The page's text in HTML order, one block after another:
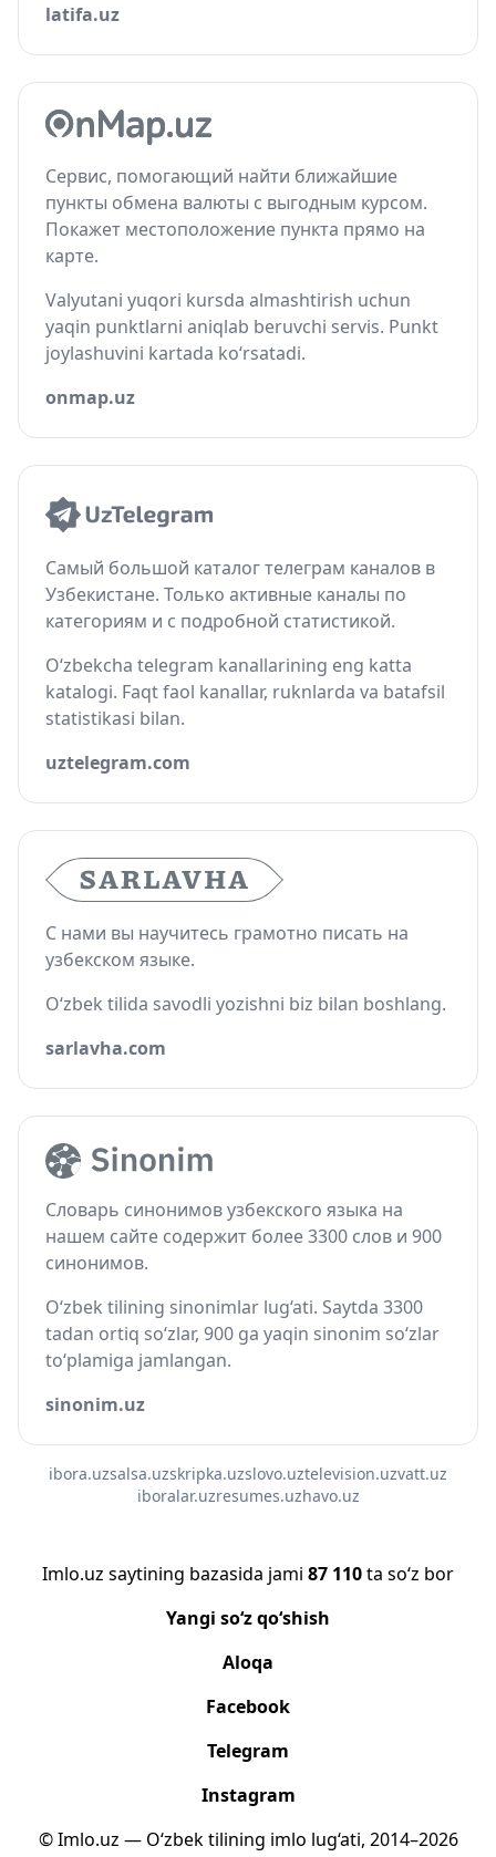
latifa.uz
Сервис, помогающий найти ближайшие
пункты обмена валюты с выгодным курсом.
Покажет местоположение пункта прямо на
карте.
Valyutani yuqori kursda almashtirish uchun
yaqin punktlarni aniqlab beruvchi servis. Punkt
joylashuvini kartada ko‘rsatadi.
onmap.uz
Самый большой каталог телеграм каналов в
Узбекистане. Только активные каналы по
категориям и с подробной статистикой.
O‘zbekcha telegram kanallarining eng katta
katalogi. Faqt faol kanallar, ruknlarda va batafsil
statistikasi bilan.
uztelegram.com
С нами вы научитесь грамотно писать на
узбекском языке.
O‘zbek tilida savodli yozishni biz bilan boshlang.
sarlavha.com
Словарь синонимов узбекского языка на
нашем сайте содержит более 3300 слов и 900
синонимов.
O‘zbek tilining sinonimlar lug‘ati. Saytda 3300
tadan ortiq so‘zlar, 900 ga yaqin sinonim so‘zlar
to‘plamiga jamlangan.
sinonim.uz
ibora.uzsalsa.uzskripka.uzslovo.uztelevision.uzvatt.uz
iboralar.uzresumes.uzhavo.uz
Imlo.uz saytining bazasida jami 87 110ta so‘z bor
Yangi so‘z qo‘shish
Aloqa
Facebook
Telegram
Instagram
© Imlo.uz — O‘zbek tilining imlo lug‘ati, 2014–2026